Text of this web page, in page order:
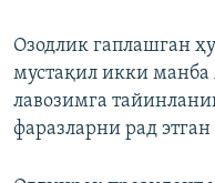
Озодлик гаплашган
мустақил икки
лавозимга
фаразларни рад этган